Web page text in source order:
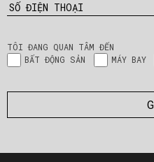
SỐ ĐIỆN THOẠI
TÔI ĐANG QUAN TÂM ĐẾN
BẤT ĐỘNG SẢN
MÁY BAY